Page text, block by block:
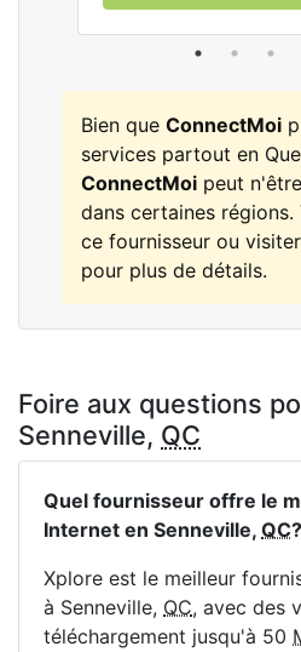
Bien que ConnectMoi
services partout en
ConnectMoi peut
dans certaines régions.
ce fournisseur ou
pour plus de détails.
Foire aux questions
Senneville, QC
Quel fournisseur offre le
Internet en Senneville, QC?
Xplore est le meilleur
à Senneville, QC, avec des
téléchargement jusqu'à 50